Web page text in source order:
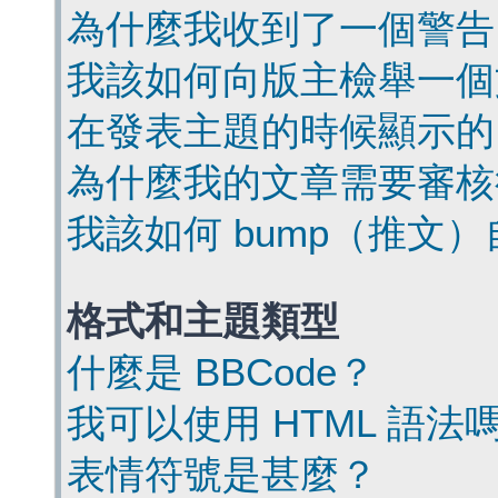
為什麼我收到了一個警
我該如何向版主檢舉一
在發表主題的時候顯示
為什麼我的文章需要審
我該如何 bump（推文
格式和主題類型
什麼是 BBCode？
我可以使用 HTML 語法
表情符號是甚麼？